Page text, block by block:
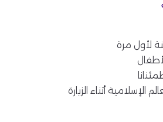
لأول مرة
أثناء الزيارة